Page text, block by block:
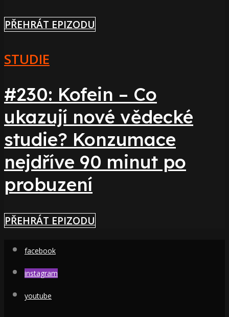
PŘEHRÁT EPIZODU
STUDIE
#230: Kofein – Co
ukazují nové vědecké
studie? Konzumace
nejdříve 90 minut po
probuzení
PŘEHRÁT EPIZODU
facebook
instagram
youtube